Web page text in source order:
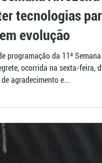
Arrozeira
tecnologias para
evolução
programação da 11ª Semana
agradecimento e...